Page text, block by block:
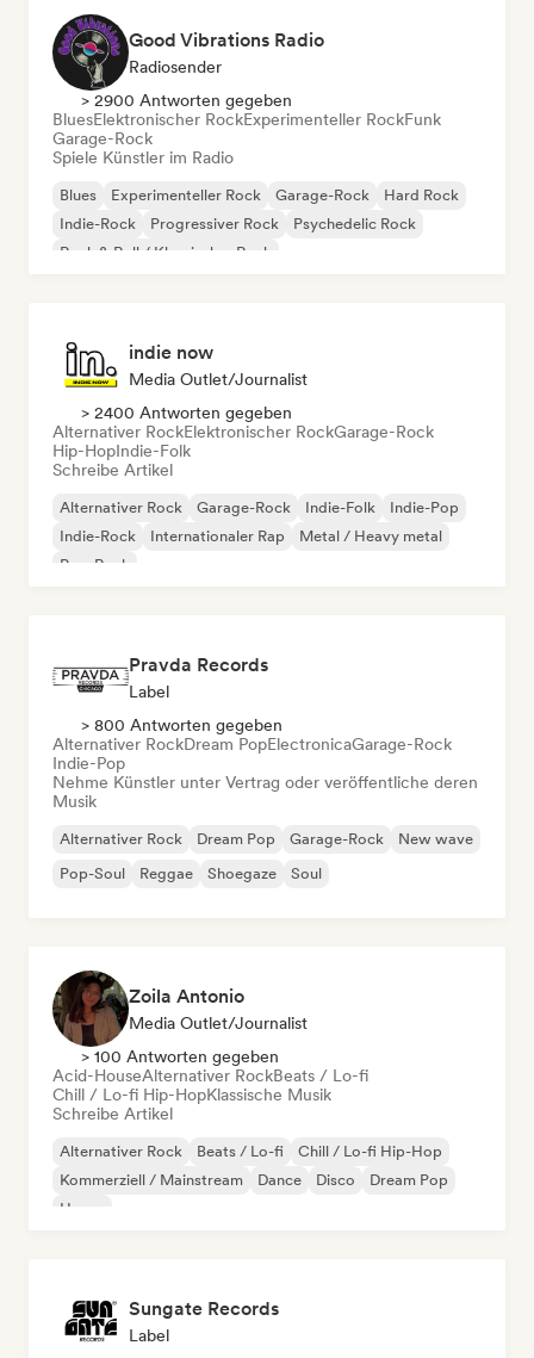
Good Vibrations Radio
Radiosender
> 2900 Antworten gegeben
BluesElektronischer RockExperimenteller RockFunk
Garage-Rock
Spiele Künstler im Radio
Blues Experimenteller Rock Garage-Rock
Hard Rock
Indie-Rock
Progressiver Rock
Psychedelic Rock
Rock & Roll / Klassischer Rock
indie now
Media Outlet/Journalist
> 2400 Antworten gegeben
Alternativer RockElektronischer RockGarage-Rock
Hip-HopIndie-Folk
Schreibe Artikel
Alternativer Rock Garage-Rock Indie-Folk
Indie-Pop
Indie-Rock
Internationaler Rap
Metal / Heavy metal
Pop-Rock
Pravda Records
Label
> 800 Antworten gegeben
Alternativer RockDream PopElectronicaGarage-Rock
Indie-Pop
Nehme Künstler unter Vertrag oder veröffentliche deren
Musik
Alternativer Rock Dream Pop Garage-Rock
New wave
Pop-Soul
Reggae Shoegaze Soul
Zoila Antonio
Media Outlet/Journalist
> 100 Antworten gegeben
Acid-HouseAlternativer RockBeats / Lo-fi
Chill / Lo-fi Hip-HopKlassische Musik
Schreibe Artikel
Alternativer Rock Beats / Lo-fi
Chill / Lo-fi Hip-Hop
Kommerziell / Mainstream
Dance Disco
Dream Pop
House
Sungate Records
Label